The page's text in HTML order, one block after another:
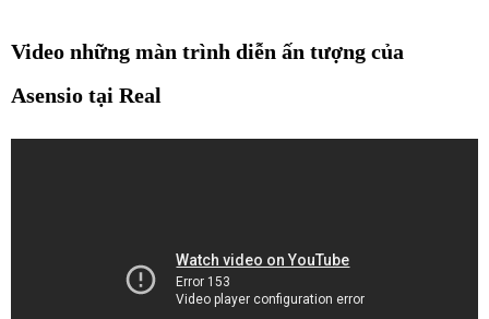
Video những màn trình diễn ấn tượng của
Asensio tại Real